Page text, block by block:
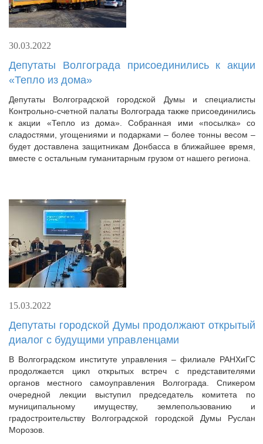
30.03.2022
Депутаты Волгограда присоединились к акции
«Тепло из дома»
Депутаты Волгоградской городской Думы и специалисты
Контрольно-счетной палаты Волгограда также присоединились
к акции «Тепло из дома». Собранная ими «посылка» со
сладостями, угощениями и подарками – более тонны весом –
будет доставлена защитникам Донбасса в ближайшее время,
вместе с остальным гуманитарным грузом от нашего региона.
15.03.2022
Депутаты городской Думы продолжают открытый
диалог с будущими управленцами
В Волгоградском институте управления – филиале РАНХиГС
продолжается цикл открытых встреч с представителями
органов местного самоуправления Волгограда. Спикером
очередной лекции выступил председатель комитета по
муниципальному имуществу, землепользованию и
градостроительству Волгоградской городской Думы Руслан
Морозов.